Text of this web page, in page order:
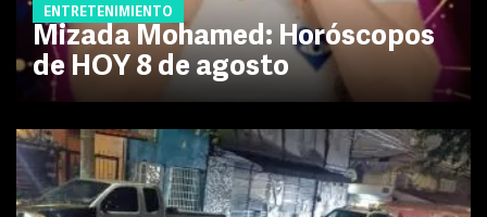
ENTRETENIMIENTO
Mizada Mohamed: Horóscopos
de HOY 8 de agosto